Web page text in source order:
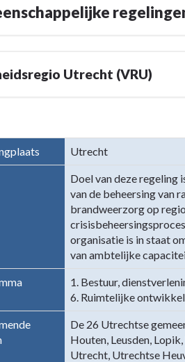
Utrecht (VRU)
Utrecht
Doel van deze regeling
van de beheersing van
brandweerzorg op
organisatie is in staat
van ambtelijke
1. Bestuur,
6. Ruimtelijke
De 26 Utrechtse
Houten, Leusden,
Utrecht, Utrechtse